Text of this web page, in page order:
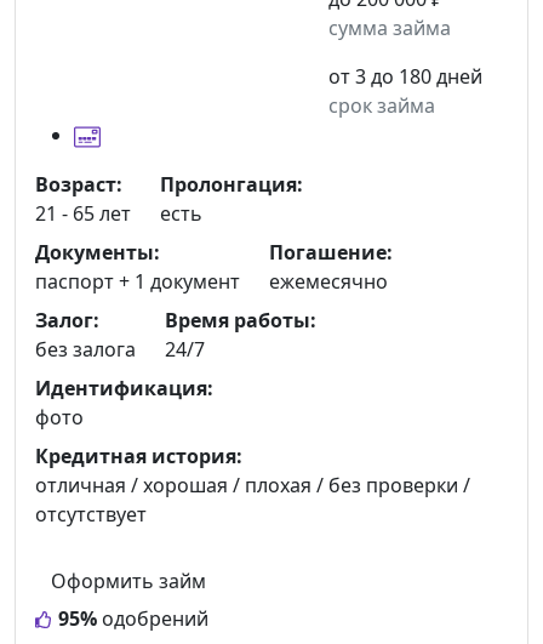
сумма займа
от 3 до 180 дней
срок займа
95% одобрений
Оформить займ
Возраст:
21 - 65 лет
Пролонгация:
есть
Документы:
паспорт + 1 документ
Погашение:
ежемесячно
Залог:
без залога
Время работы:
24/7
Идентификация:
фото
Кредитная история:
отличная / хорошая / плохая / без проверки /
отсутствует